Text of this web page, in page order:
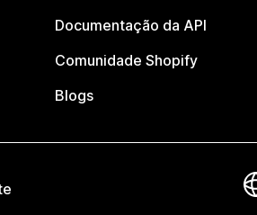
Documentação da API
Comunidade Shopify
Blogs